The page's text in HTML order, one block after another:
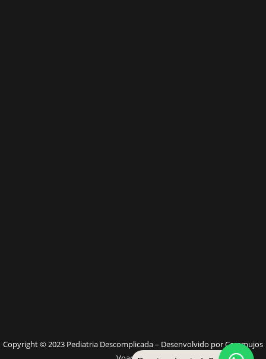
Copyright © 2023 Pediatria Descomplicada – Desenvolvido por Caramujos
W